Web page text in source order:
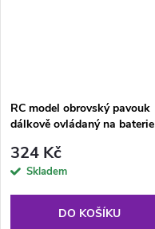
RC model obrovský pavouk
dálkově ovládaný na baterie
324 Kč
Skladem
DO KOŠÍKU